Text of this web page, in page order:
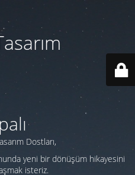
Dostları,
yeni bir dönüşüm hikayesini
isteriz.